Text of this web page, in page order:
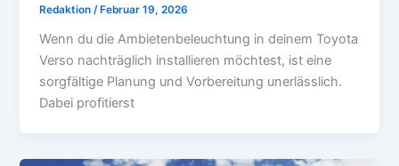
Redaktion/ Februar 19, 2026
Wenn du die Ambietenbeleuchtung in deinem Toyota
Verso nachträglich installieren möchtest, ist eine
sorgfältige Planung und Vorbereitung unerlässlich.
Dabei profitierst